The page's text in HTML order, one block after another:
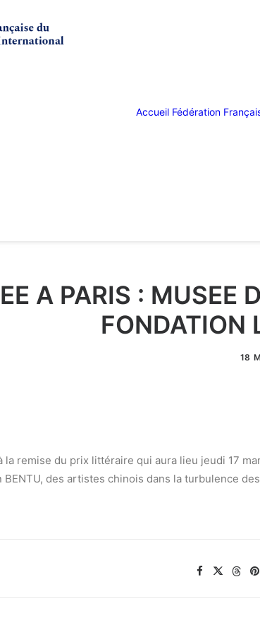
Accueil Fédération
A PARIS : MUSEE
FONDATION
18
remise du prix littéraire qui aura lieu jeudi 17
BENTU, des artistes chinois dans la turbulence